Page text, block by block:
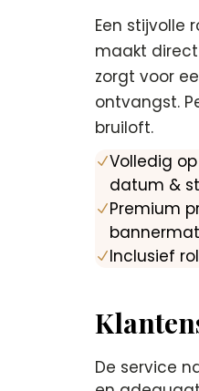
Een stijvolle
maakt
zorgt voor
ontvangst.
bruiloft.
NVolledig
datum &
NPremium
NInclusief
De service